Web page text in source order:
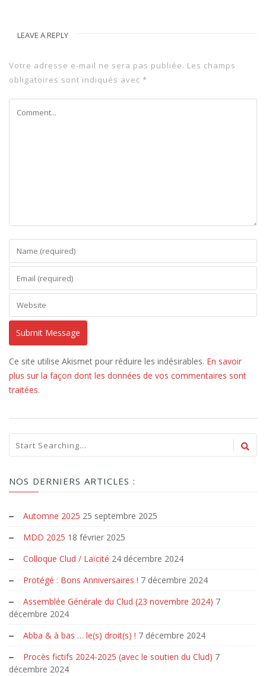
LEAVE A REPLY
Votre adresse e-mail ne sera pas publiée. Les champs
obligatoires sont indiqués avec *
Ce site utilise Akismet pour réduire les indésirables. En savoir
plus sur la façon dont les données de vos commentaires sont
traitées.
NOS DERNIERS ARTICLES :
Automne 2025 25 septembre 2025
MDD 2025 18 février 2025
Colloque Clud / Laïcité 24 décembre 2024
Protégé : Bons Anniversaires ! 7 décembre 2024
Assemblée Générale du Clud (23 novembre 2024) 7
décembre 2024
Abba & à bas … le(s) droit(s) ! 7 décembre 2024
Procès fictifs 2024-2025 (avec le soutien du Clud) 7
décembre 2024